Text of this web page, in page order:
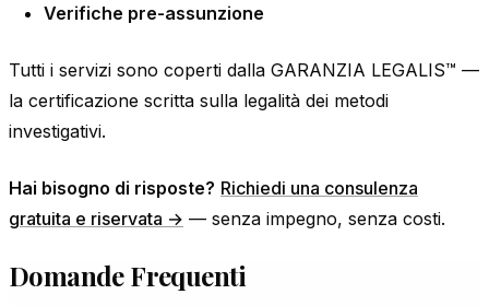
Verifiche pre-assunzione
Tutti i servizi sono coperti dalla GARANZIA LEGALIS™ —
la certificazione scritta sulla legalità dei metodi
investigativi.
Hai bisogno di risposte? Richiedi una consulenza
gratuita e riservata → — senza impegno, senza costi.
Domande Frequenti